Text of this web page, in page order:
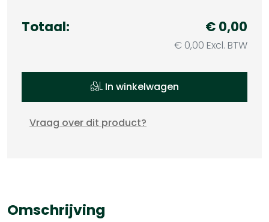
Totaal: € 0,00
€ 0,00 Excl. BTW
In winkelwagen
Vraag over dit product?
Omschrijving